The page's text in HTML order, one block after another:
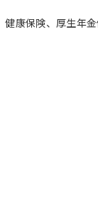
健康保険、厚生年